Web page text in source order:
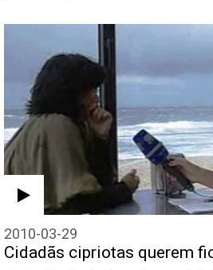
2010-03-29
Cidadãs cipriotas querem